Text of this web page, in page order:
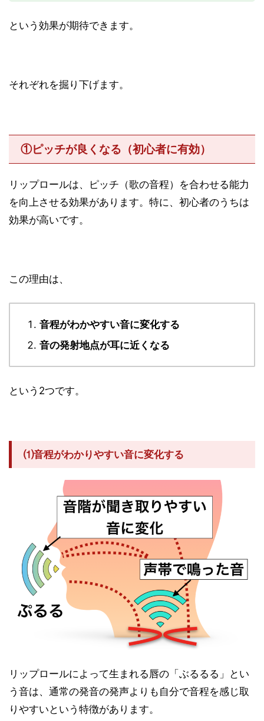
という効果が期待できます。
それぞれを掘り下げます。
①ピッチが良くなる（初心者に有効）
リップロールは、ピッチ（歌の音程）を合わせる能力
を向上させる効果があります。特に、初心者のうちは
効果が高いです。
この理由は、
音程がわかやすい音に変化する
音の発射地点が耳に近くなる
という2つです。
⑴音程がわかりやすい音に変化する
リップロールによって生まれる唇の「ぶるるる」とい
う音は、通常の発音の発声よりも自分で音程を感じ取
りやすいという特徴があります。